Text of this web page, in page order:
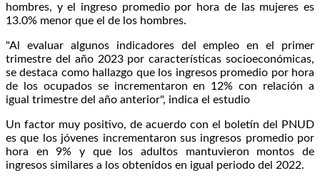
hombres, y el ingreso promedio por hora de las mujeres es
13.0% menor que el de los hombres.
"Al evaluar algunos indicadores del empleo en el primer
trimestre del año 2023 por características socioeconómicas,
se destaca como hallazgo que los ingresos promedio por hora
de los ocupados se incrementaron en 12% con relación a
igual trimestre del año anterior", indica el estudio
Un factor muy positivo, de acuerdo con el boletín del PNUD
es que los jóvenes incrementaron sus ingresos promedio por
hora en 9% y que los adultos mantuvieron montos de
ingresos similares a los obtenidos en igual periodo del 2022.